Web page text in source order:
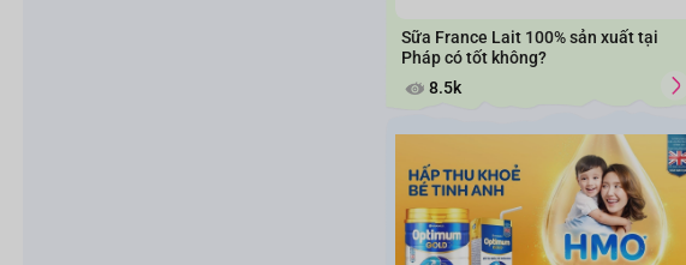
Sữa France Lait 100% sản xuất tại
Pháp có tốt không?
8.5k